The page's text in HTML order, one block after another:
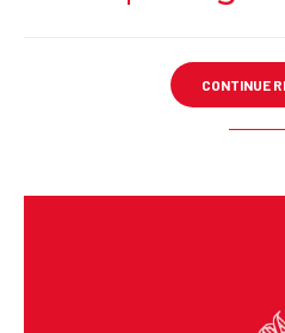
CONTINUE